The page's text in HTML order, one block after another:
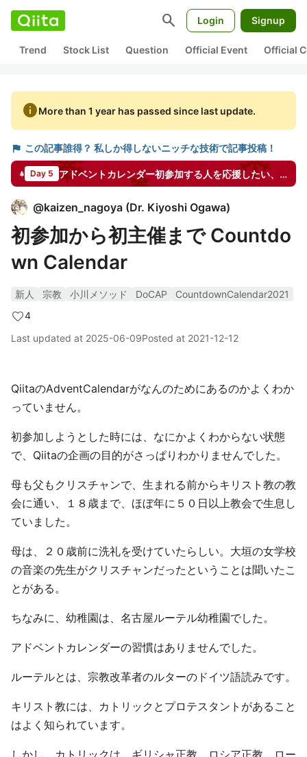
search Login Signup
Trend Stock List Question Official Event Official
infoMore than 1 year has passed since last update.
flag この記事誰得？ 私しか得しないニッチな技術で記事投稿！
Day 5 アドベントカレンダー初参加する人を応援したい、アドベントカレンダーに参加したきっかけアドベントカレンダー
@kaizen_nagoya (Dr. Kiyoshi Ogawa)
初参加から初主催まで Countdo
wn Calendar
新人 宗教 小川メソッド DoCAP
CountdownCalendar2021
4
Last updated at 2025-06-09Posted at 2021-12-12
QiitaのAdventCalendarがなんのためにあるのかよくわか
っていません。
初参加しようとした時には、なにかよくわからない状態
で、Qiitaの企画の目的がさっぱりわかりませんでした。
母も父もクリスチャンで、生まれる前からキリスト教の教
会に通い、１８歳まで、ほぼ年に５０日以上教会で生息し
ていました。
母は、２０歳前に洗礼を受けていたらしい。大垣の女学校
の音楽の先生がクリスチャンだったということは聞いたこ
とがある。
ちなみに、幼稚園は、名古屋ルーテル幼稚園でした。
アドベントカレンダーの習慣はありませんでした。
ルーテルとは、宗教改革者のルターのドイツ語読みです。
キリスト教には、カトリックとプロテスタントがあること
はよく知られています。
しかし、カトリックは、ギリシャ正教、ロシア正教、ロー